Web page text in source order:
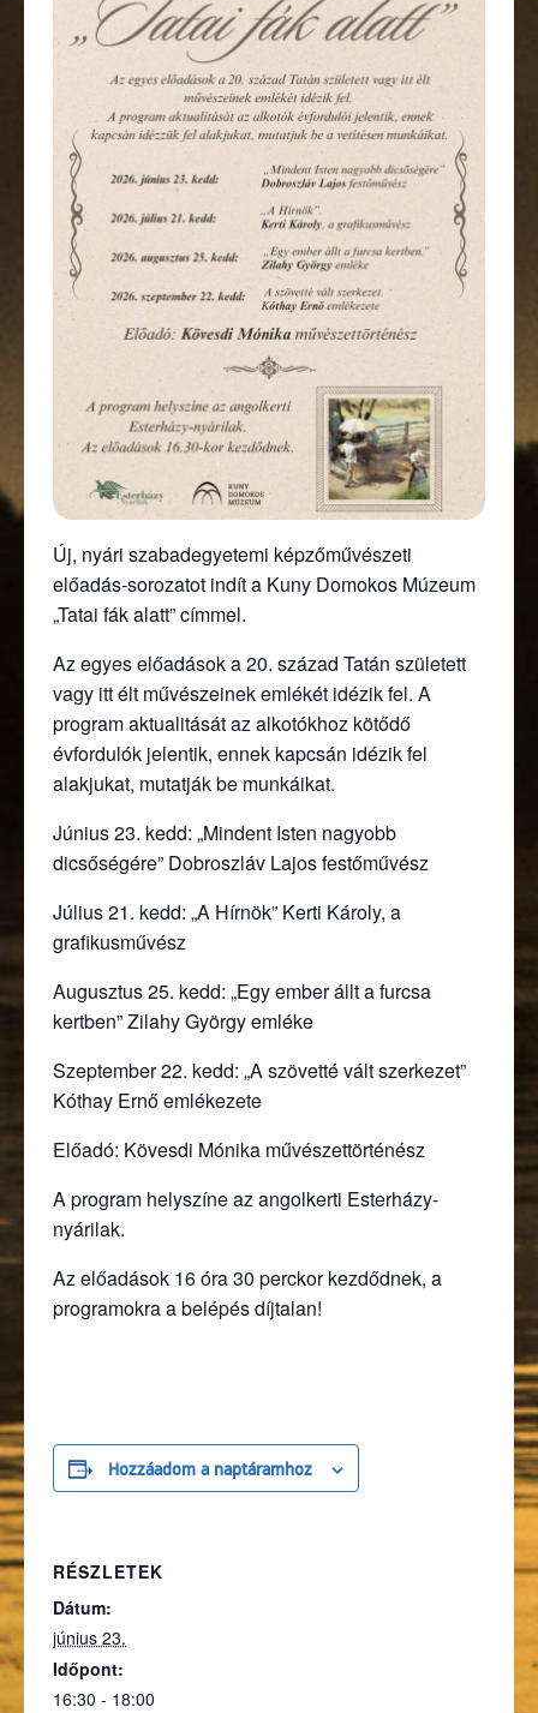
Új, nyári szabadegyetemi képzőművészeti
előadás-sorozatot indít a Kuny Domokos Múzeum
„Tatai fák alatt” címmel.
Az egyes előadások a 20. század Tatán született
vagy itt élt művészeinek emlékét idézik fel. A
program aktualitását az alkotókhoz kötődő
évfordulók jelentik, ennek kapcsán idézik fel
alakjukat, mutatják be munkáikat.
Június 23. kedd: „Mindent Isten nagyobb
dicsőségére” Dobroszláv Lajos festőművész
Július 21. kedd: „A Hírnök” Kerti Károly, a
grafikusművész
Augusztus 25. kedd: „Egy ember állt a furcsa
kertben” Zilahy György emléke
Szeptember 22. kedd: „A szövetté vált szerkezet”
Kóthay Ernő emlékezete
Előadó: Kövesdi Mónika művészettörténész
A program helyszíne az angolkerti Esterházy-
nyárilak.
Az előadások 16 óra 30 perckor kezdődnek, a
programokra a belépés díjtalan!
Hozzáadom a naptáramhoz
RÉSZLETEK
Dátum:
június 23.
Időpont:
16:30 - 18:00